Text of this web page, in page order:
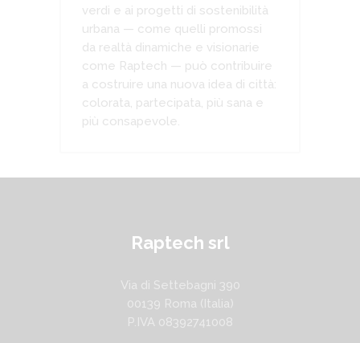
verdi e ai progetti di sostenibilità
urbana — come quelli promossi
da realtà dinamiche e visionarie
come Raptech — può contribuire
a costruire una nuova idea di città:
colorata, partecipata, più sana e
più consapevole.
Raptech srl
Via di Settebagni 390
00139 Roma (Italia)
P.IVA 08392741008